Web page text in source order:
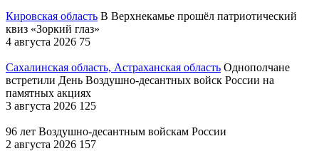
Кировская область В Верхнекамье прошёл патриотический
квиз «Зоркий глаз»
4 августа 2026 75
Сахалинская область, Астраханская область Однополчане
встретили День Воздушно-десантных войск России на
памятных акциях
3 августа 2026 125
96 лет Воздушно-десантным войскам России
2 августа 2026 157